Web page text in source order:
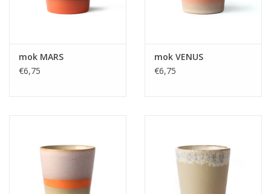
mok MARS
€6,75
mok VENUS
€6,75